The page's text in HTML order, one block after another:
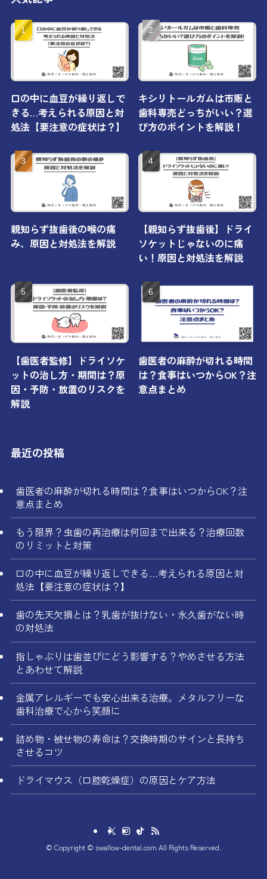
口の中に血豆が繰り返しで
きる…考えられる原因と対
処法【要注意の症状は？】
キシリトールガムは市販と
歯科専売どっちがいい？選
び方のポイントを解説！
親知らず抜歯後の喉の痛
み、原因と対処法を解説
【親知らず抜歯後】ドライ
ソケットじゃないのに痛
い！原因と対処法を解説
【歯医者監修】ドライソケ
ットの治し方・期間は？原
因・予防・放置のリスクを
解説
歯医者の麻酔が切れる時間
は？食事はいつからOK？注
意点まとめ
最近の投稿
歯医者の麻酔が切れる時間は？食事はいつからOK？注
意点まとめ
もう限界？虫歯の再治療は何回まで出来る？治療回数
のリミットと対策
口の中に血豆が繰り返しできる…考えられる原因と対
処法【要注意の症状は？】
歯の先天欠損とは？乳歯が抜けない・永久歯がない時
の対処法
指しゃぶりは歯並びにどう影響する？やめさせる方法
とあわせて解説
金属アレルギーでも安心出来る治療。メタルフリーな
歯科治療で心から笑顔に
詰め物・被せ物の寿命は？交換時期のサインと長持ち
させるコツ
ドライマウス（口腔乾燥症）の原因とケア方法
© Copyright © swallow-dental.com All Rights Reserved.